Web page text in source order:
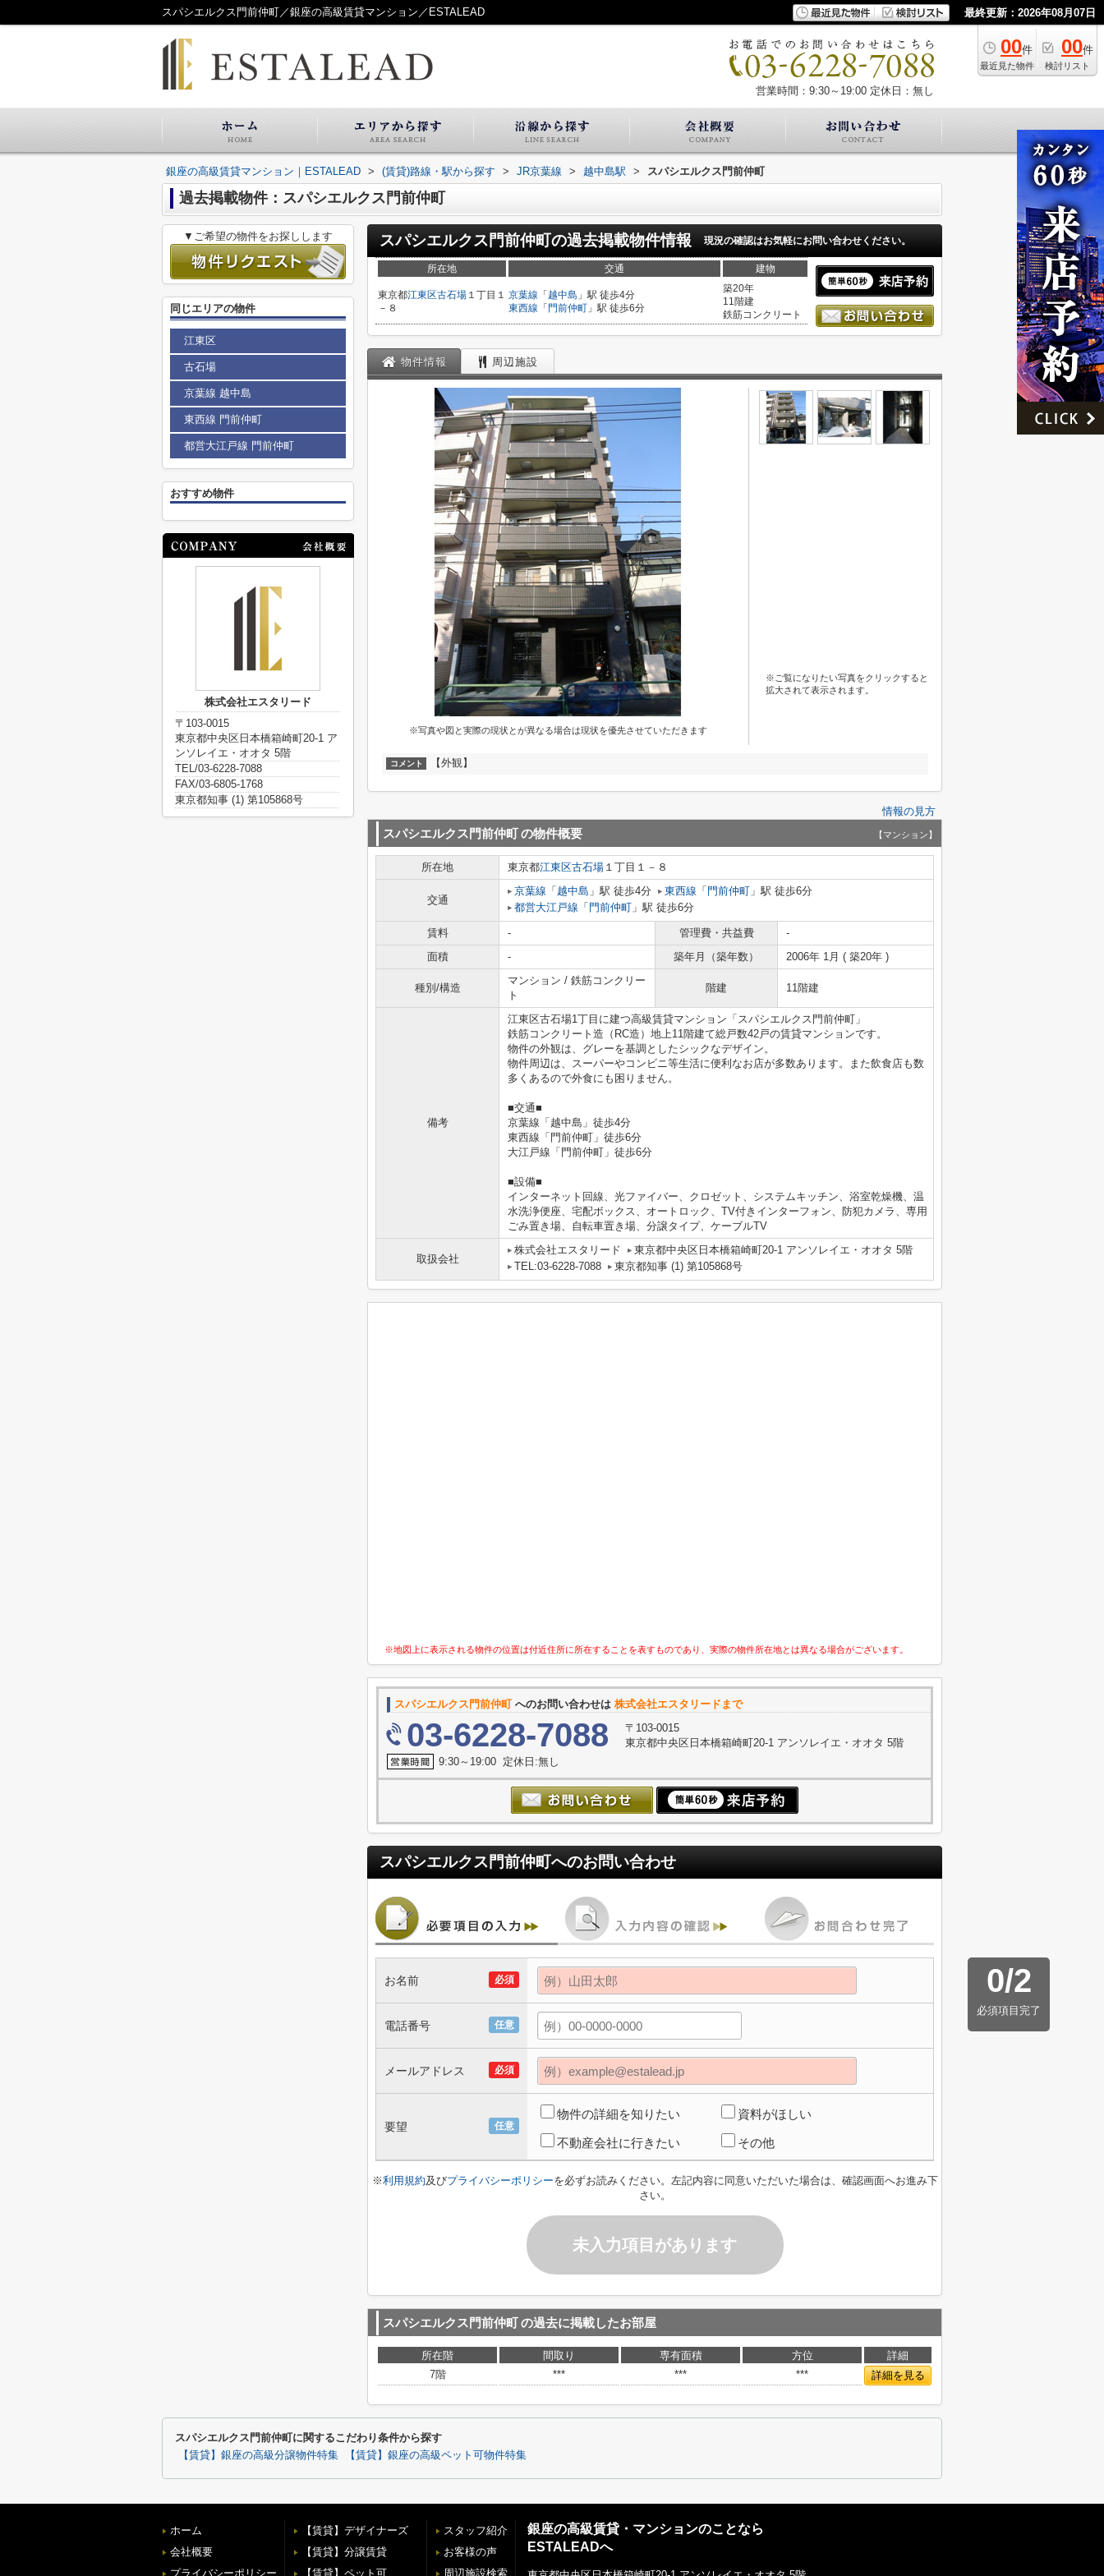
スパシエルクス門前仲町／銀座の高級賃貸マンション／ESTALEAD 最終更新：2026年08月07日
00件
最近見た物件
00件
検討リスト
営業時間：9:30～19:00 定休日：無し
銀座の高級賃貸マンション｜ESTALEAD > (賃貸)路線・駅から探す > JR京葉線 > 越中島駅 > スパシエルクス門前仲町
過去掲載物件：スパシエルクス門前仲町
スパシエルクス門前仲町の過去掲載物件情報 現況の確認はお気軽にお問い合わせください。
所在地 交通 建物
東京都江東区古石場 １丁目１
－８
京葉線 「 越中島 」駅 徒歩4分
東西線 「 門前仲町 」駅 徒歩6分
築20年
11階建
鉄筋コンクリート
物件情報 周辺施設
※写真や図と実際の現状とが異なる場合は現状を優先させていただきます
※ご覧になりたい写真をクリックすると
拡大されて表示されます。
コメント 【外観】
情報の見方
スパシエルクス門前仲町の物件概要 【マンション】
所在地 東京都江東区古石場 １丁目１－８
交通
京葉線 「 越中島 」駅 徒歩4分 東西線 「 門前仲町 」駅 徒歩6分
都営大江戸線 「 門前仲町 」駅 徒歩6分
賃料 - 管理費・共益費
-
面積
- 築年月（築年数） 2006年 1月 ( 築20年 )
種別/構造
マンション / 鉄筋コンクリー
ト
階建 11階建
備考
江東区古石場1丁目に建つ高級賃貸マンション「スパシエルクス門前仲町」
鉄筋コンクリート造（RC造）地上11階建て総戸数42戸の賃貸マンションです。
物件の外観は、グレーを基調としたシックなデザイン。
物件周辺は、スーパーやコンビニ等生活に便利なお店が多数あります。また飲食店も数
多くあるので外食にも困りません。
■交通■
京葉線「越中島」徒歩4分
東西線「門前仲町」徒歩6分
大江戸線「門前仲町」徒歩6分
■設備■
インターネット回線、光ファイバー、クロゼット、システムキッチン、浴室乾燥機、温
水洗浄便座、宅配ボックス、オートロック、TV付きインターフォン、防犯カメラ、専用
ごみ置き場、自転車置き場、分譲タイプ、ケーブルTV
取扱会社
株式会社エスタリード
東京都中央区日本橋箱崎町20-1 アンソレイエ・オオタ 5階
TEL:03-6228-7088
東京都知事 (1) 第105868号
※地図上に表示される物件の位置は付近住所に所在することを表すものであり、実際の物件所在地とは異なる場合がございます。
スパシエルクス門前仲町へのお問い合わせは 株式会社エスタリードまで
03-6228-7088
〒103-0015
東京都中央区日本橋箱崎町20-1 アンソレイエ・オオタ 5階
9:30～19:00 定休日:無し
スパシエルクス門前仲町へのお問い合わせ
0/2
必須項目完了
必須
お名前
任意
電話番号
必須
メールアドレス
任意
要望
物件の詳細を知りたい 資料がほしい
不動産会社に行きたい その他
※利用規約及びプライバシーポリシーを必ずお読みください。左記内容に同意いただいた場合は、確認画面へお進み下
さい。
未入力項目があります
スパシエルクス門前仲町の過去に掲載したお部屋
所在階 間取り 専有面積 方位
詳細
7階
*** *** *** 詳細を見る
▼ご希望の物件をお探しします
同じエリアの物件
江東区
古石場
京葉線 越中島
東西線 門前仲町
都営大江戸線 門前仲町
おすすめ物件
株式会社エスタリード
〒103-0015
東京都中央区日本橋箱崎町20-1 ア
ンソレイエ・オオタ 5階
TEL/03-6228-7088
FAX/03-6805-1768
東京都知事 (1) 第105868号
スパシエルクス門前仲町に関するこだわり条件から探す
【賃貸】銀座の高級分譲物件特集 【賃貸】銀座の高級ペット可物件特集
ホーム
会社概要
プライバシーポリシー
【賃貸】デザイナーズ
【賃貸】分譲賃貸
【賃貸】ペット可
スタッフ紹介
お客様の声
周辺施設検索
銀座の高級賃貸・マンションのことなら
ESTALEADへ